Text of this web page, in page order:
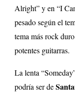
Alright” y en “I
pesado según el
tema más rock
potentes guitarras.
La lenta
podría ser de